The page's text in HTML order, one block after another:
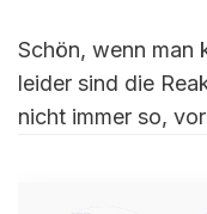
Schön, wenn man
leider sind die
nicht immer so,